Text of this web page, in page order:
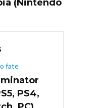
(Nintendo
PS4,